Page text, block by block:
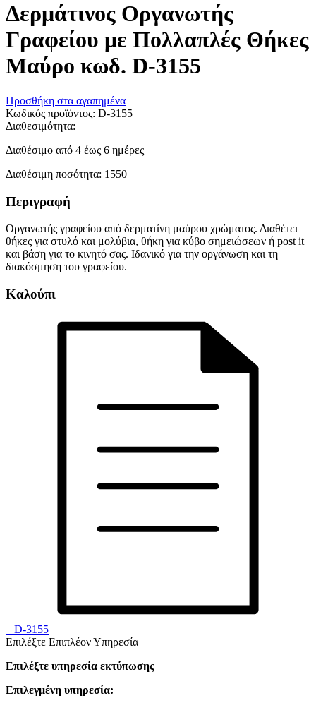
Δερμάτινος Οργανωτής
Γραφείου με Πολλαπλές Θήκες
Μαύρο κωδ. D-3155
Προσθήκη στα αγαπημένα
Κωδικός προϊόντος: D-3155
Διαθεσιμότητα:
Διαθέσιμο από 4 έως 6 ημέρες
Διαθέσιμη ποσότητα: 1550
Περιγραφή
Οργανωτής γραφείου από δερματίνη μαύρου χρώματος. Διαθέτει
θήκες για στυλό και μολύβια, θήκη για κύβο σημειώσεων ή post it
και βάση για το κινητό σας. Ιδανικό για την οργάνωση και τη
διακόσμηση του γραφείου.
Καλούπι
D-3155
Επιλέξτε Επιπλέον Υπηρεσία
Επιλέξτε υπηρεσία εκτύπωσης
Επιλεγμένη υπηρεσία: